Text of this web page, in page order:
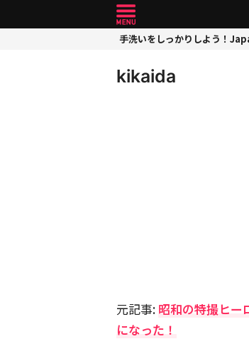
手洗いをしっかりしよう！
kikaida
元記事: 昭和の特撮ヒー
になった！